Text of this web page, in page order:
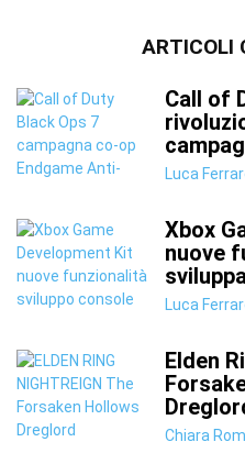
ARTICOLI
Call of
Luca
Xbox
nuove
Luca
Elden
Chiara